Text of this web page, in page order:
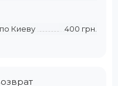
Киеву 400 грн.